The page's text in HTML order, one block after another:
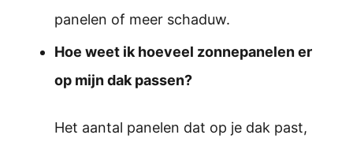
panelen of meer schaduw.
Hoe weet ik hoeveel zonnepanelen er
op mijn dak passen?
Het aantal panelen dat op je dak past,